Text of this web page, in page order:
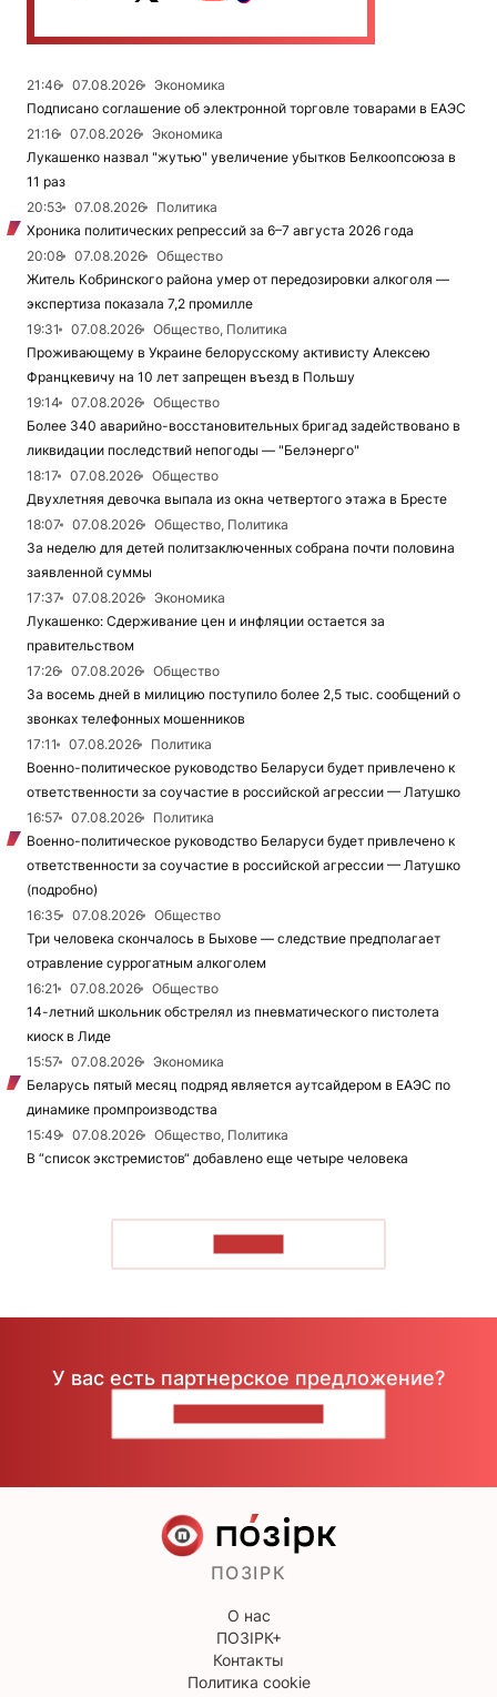
21:46 07.08.2026
Экономика
Подписано соглашение об электронной торговле товарами в ЕАЭС
21:16
07.08.2026
Экономика
Лукашенко назвал "жутью" увеличение убытков Белкоопсоюза в
11 раз
20:53
07.08.2026
Политика
Хроника политических репрессий за 6–7 августа 2026 года
20:08
07.08.2026
Общество
Житель Кобринского района умер от передозировки алкоголя —
экспертиза показала 7,2 промилле
19:31
07.08.2026
Общество, Политика
Проживающему в Украине белорусскому активисту Алексею
Францкевичу на 10 лет запрещен въезд в Польшу
19:14
07.08.2026
Общество
Более 340 аварийно-восстановительных бригад задействовано в
ликвидации последствий непогоды — "Белэнерго"
18:17
07.08.2026
Общество
Двухлетняя девочка выпала из окна четвертого этажа в Бресте
18:07
07.08.2026
Общество, Политика
За неделю для детей политзаключенных собрана почти половина
заявленной суммы
17:37
07.08.2026
Экономика
Лукашенко: Сдерживание цен и инфляции остается за
правительством
17:26
07.08.2026
Общество
За восемь дней в милицию поступило более 2,5 тыс. сообщений о
звонках телефонных мошенников
17:11
07.08.2026
Политика
Военно-политическое руководство Беларуси будет привлечено к
ответственности за соучастие в российской агрессии — Латушко
16:57
07.08.2026
Политика
Военно-политическое руководство Беларуси будет привлечено к
ответственности за соучастие в российской агрессии — Латушко
(подробно)
16:35
07.08.2026
Общество
Три человека скончалось в Быхове — следствие предполагает
отравление суррогатным алкоголем
16:21
07.08.2026
Общество
14-летний школьник обстрелял из пневматического пистолета
киоск в Лиде
15:57
07.08.2026
Экономика
Беларусь пятый месяц подряд является аутсайдером в ЕАЭС по
динамике промпроизводства
15:49
07.08.2026
Общество, Политика
В “список экстремистов“ добавлено еще четыре человека
У вас есть партнерское предложение?
ПОЗІРК
О нас
ПОЗІРК+
Контакты
Политика cookie